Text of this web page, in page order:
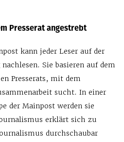
Presserat angestrebt
kann jeder Leser auf der
Sie basieren auf dem
Presserats, mit dem
sucht. In einer
der Mainpost werden sie
erklärt sich zu
durchschaubar